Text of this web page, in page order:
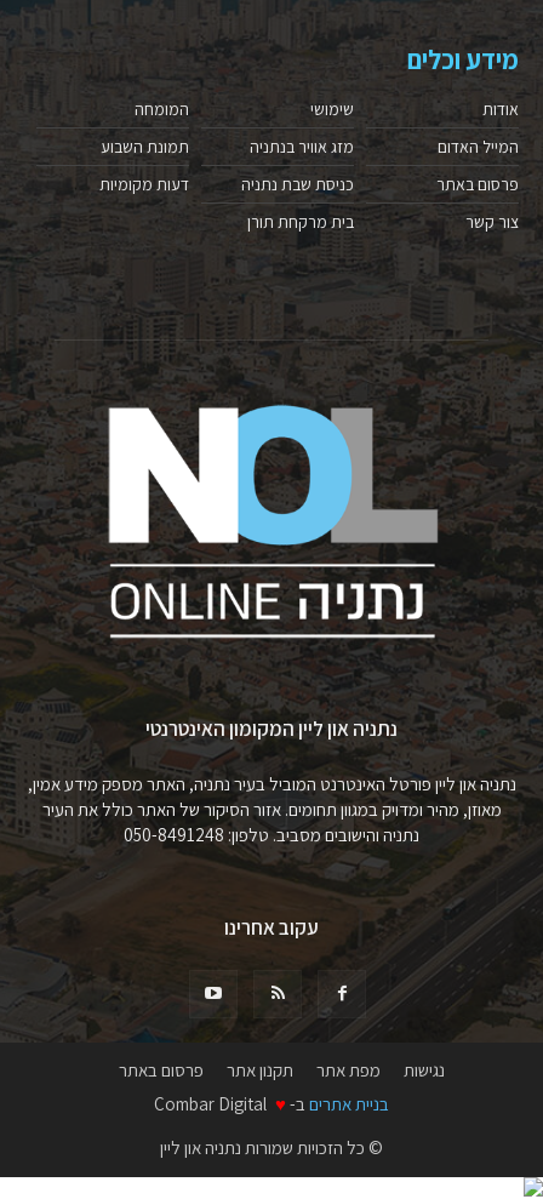
מידע וכלים
אודות
המייל האדום
פרסום באתר
צור קשר
שימושי
מזג אוויר בנתניה
כניסת שבת נתניה
בית מרקחת תורן
המומחה
תמונת השבוע
דעות מקומיות
נתניה און ליין המקומון האינטרנטי
נתניה און ליין פורטל האינטרנט המוביל בעיר נתניה, האתר מספק מידע אמין,
מאוזן, מהיר ומדויק במגוון תחומים. אזור הסיקור של האתר כולל את העיר
נתניה והישובים מסביב. טלפון: 050-8491248
עקוב אחרינו
נגישות מפת אתר תקנון אתר
פרסום באתר
בניית אתרים ב- ♥
© כל הזכויות שמורות נתניה און ליין